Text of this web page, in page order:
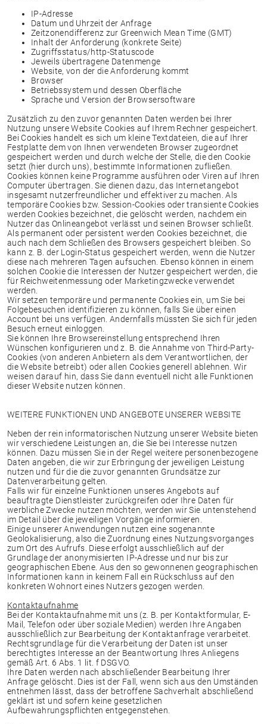
IP-Adresse
Datum und Uhrzeit der Anfrage
Zeitzonendifferenz zur Greenwich Mean Time (GMT)
Inhalt der Anforderung (konkrete Seite)
Zugriffsstatus/http-Statuscode
Jeweils übertragene Datenmenge
Website, von der die Anforderung kommt
Browser
Betriebssystem und dessen Oberfläche
Sprache und Version der Browsersoftware
Zusätzlich zu den zuvor genannten Daten werden bei Ihrer
Nutzung unsere Website Cookies auf Ihrem Rechner gespeichert.
Bei Cookies handelt es sich um kleine Textdateien, die auf Ihrer
Festplatte dem von Ihnen verwendeten Browser zugeordnet
gespeichert werden und durch welche der Stelle, die den Cookie
setzt (hier durch uns), bestimmte Informationen zufließen.
Cookies können keine Programme ausführen oder Viren auf Ihren
Computer übertragen. Sie dienen dazu, das Internetangebot
insgesamt nutzerfreundlicher und effektiver zu machen. Als
temporäre Cookies bzw. Session-Cookies oder transiente Cookies
werden Cookies bezeichnet, die gelöscht werden, nachdem ein
Nutzer das Onlineangebot verlässt und seinen Browser schließt.
Als permanent oder persistent werden Cookies bezeichnet, die
auch nach dem Schließen des Browsers gespeichert bleiben. So
kann z. B. der Login-Status gespeichert werden, wenn die Nutzer
diese nach mehreren Tagen aufsuchen. Ebenso können in einem
solchen Cookie die Interessen der Nutzer gespeichert werden, die
für Reichweitenmessung oder Marketingzwecke verwendet
werden.
Wir setzen temporäre und permanente Cookies ein, um Sie bei
Folgebesuchen identifizieren zu können, falls Sie über einen
Account bei uns verfügen. Andernfalls müssten Sie sich für jeden
Besuch erneut einloggen.
Sie können Ihre Browsereinstellung entsprechend Ihren
Wünschen konfigurieren und z. B. die Annahme von Third-Party-
Cookies (von anderen Anbietern als dem Verantwortlichen, der
die Website betreibt) oder allen Cookies generell ablehnen. Wir
weisen darauf hin, dass Sie dann eventuell nicht alle Funktionen
dieser Website nutzen können.
WEITERE FUNKTIONEN UND ANGEBOTE UNSERER WEBSITE
Neben der rein informatorischen Nutzung unserer Website bieten
wir verschiedene Leistungen an, die Sie bei Interesse nutzen
können. Dazu müssen Sie in der Regel weitere personenbezogene
Daten angeben, die wir zur Erbringung der jeweiligen Leistung
nutzen und für die die zuvor genannten Grundsätze zur
Datenverarbeitung gelten.
Falls wir für einzelne Funktionen unseres Angebots auf
beauftragte Dienstleister zurückgreifen oder Ihre Daten für
werbliche Zwecke nutzen möchten, werden wir Sie untenstehend
im Detail über die jeweiligen Vorgänge informieren.
Einige unserer Anwendungen nutzen eine sogenannte
Geolokalisierung, also die Zuordnung eines Nutzungsvorganges
zum Ort des Aufrufs. Diese erfolgt ausschließlich auf der
Grundlage der anonymisierten IP-Adresse und nur bis zur
geographischen Ebene. Aus den so gewonnenen geographischen
Informationen kann in keinem Fall ein Rückschluss auf den
konkreten Wohnort eines Nutzers gezogen werden.
Kontaktaufnahme
Bei der Kontaktaufnahme mit uns (z. B. per Kontaktformular, E-
Mail, Telefon oder über soziale Medien) werden Ihre Angaben
ausschließlich zur Bearbeitung der Kontaktanfrage verarbeitet.
Rechtsgrundlage für die Verarbeitung der Daten ist unser
berechtigtes Interesse an der Beantwortung Ihres Anliegens
gemäß Art. 6 Abs. 1 lit. f DSGVO.
Ihre Daten werden nach abschließender Bearbeitung Ihrer
Anfrage gelöscht. Dies ist der Fall, wenn sich aus den Umständen
entnehmen lässt, dass der betroffene Sachverhalt abschließend
geklärt ist und sofern keine gesetzlichen
Aufbewahrungspflichten entgegenstehen.